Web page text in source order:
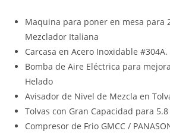
Maquina para poner en mesa para
Mezclador Italiana
Carcasa en Acero Inoxidable #304A.
Bomba de Aire Eléctrica para
Helado
Avisador de Nivel de Mezcla en
Tolvas con Gran Capacidad para
Compresor de Frio GMCC /